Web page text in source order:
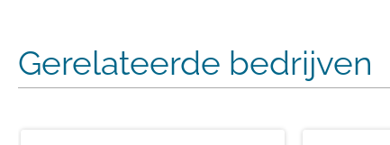
Gerelateerde bedrijven